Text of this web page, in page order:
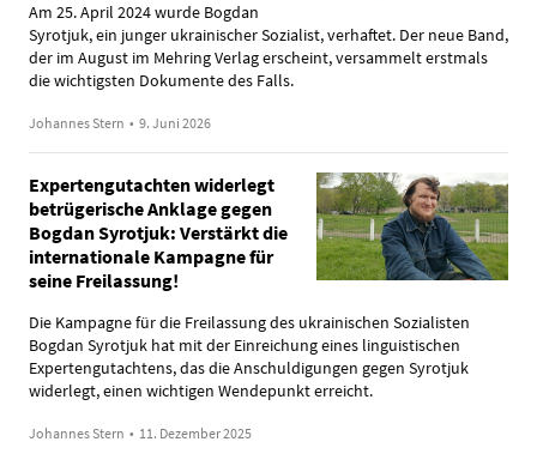
Am 25. April 2024 wurde Bogdan
Syrotjuk, ein junger ukrainischer Sozialist, verhaftet. Der neue Band,
der im August im Mehring Verlag erscheint, versammelt erstmals
die wichtigsten Dokumente des Falls.
Johannes Stern • 9. Juni 2026
Expertengutachten widerlegt
betrügerische Anklage gegen
Bogdan Syrotjuk: Verstärkt die
internationale Kampagne für
seine Freilassung!
Die Kampagne für die Freilassung des ukrainischen Sozialisten
Bogdan Syrotjuk hat mit der Einreichung eines linguistischen
Expertengutachtens, das die Anschuldigungen gegen Syrotjuk
widerlegt, einen wichtigen Wendepunkt erreicht.
Johannes Stern • 11. Dezember 2025